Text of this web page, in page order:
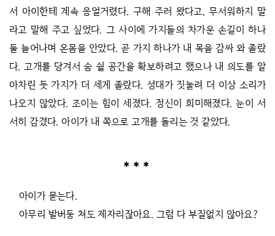
서 아이한테 계속 응얼거렸다. 구해 주러 왔다고, 무서워하지 말
라고 말해 주고 싶었다. 그 사이에 가지들의 차가운 손길이 하나
둘 늘어나며 온몸을 안았다. 곧 가지 하나가 내 목을 감싸 와 졸랐
다. 고개를 당겨서 숨 쉴 공간을 확보하려고 했으나 내 의도를 알
아차린 듯 가지가 더 세게 졸랐다. 성대가 짓눌려 더 이상 소리가
나오지 않았다. 조이는 힘이 세졌다. 정신이 희미해졌다. 눈이 서
서히 감겼다. 아이가 내 쪽으로 고개를 돌리는 것 같았다.
아이가 묻는다.
아무리 발버둥 쳐도 제자리잖아요. 그럼 다 부질없지 않아요?